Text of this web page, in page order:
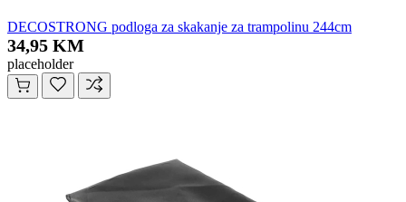
DECOSTRONG podloga za skakanje za trampolinu 244cm
34,95 KM
placeholder